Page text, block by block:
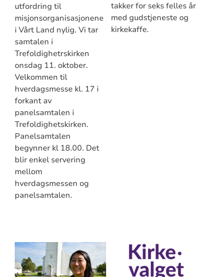
utfordring til
misjonsorganisasjonene
i Vårt Land nylig. Vi tar
samtalen i
Trefoldighetrskirken
onsdag 11. oktober.
Velkommen til
hverdagsmesse kl. 17 i
forkant av
panelsamtalen i
Trefoldighetskirken.
Panelsamtalen
begynner kl 18.00. Det
blir enkel servering
mellom
hverdagsmessen og
panelsamtalen.
takker for seks felles år
med gudstjeneste og
kirkekaffe.